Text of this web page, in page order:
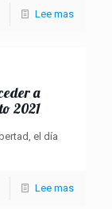
Lee mas
a
2021
el día
Lee mas